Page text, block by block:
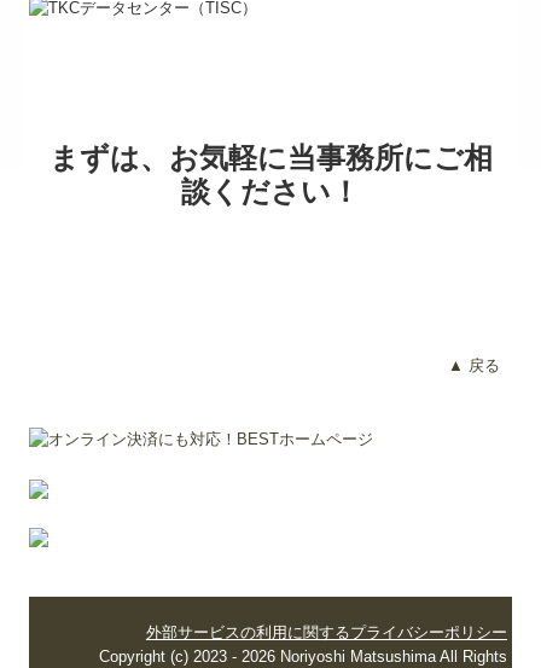
まずは、お気軽に当事務所にご相
談ください！
▲ 戻る
外部サービスの利用に関するプライバシーポリシー
Copyright (c) 2023 - 2026 Noriyoshi Matsushima All Rights